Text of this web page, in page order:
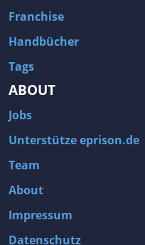
Franchise
Handbücher
Tags
ABOUT
Jobs
Unterstütze eprison.de
Team
About
Impressum
Datenschutz